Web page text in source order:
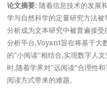
论文摘要: 随着信息技术的发展
学与自然科学的定量研究方法
分析成为文本研究中被普遍接
分析平台,Voyant旨在将基于大
的"小阅读"相结合,实现数字人
时,随着学界对"远阅读"合理性
阅读方式带来的难题。